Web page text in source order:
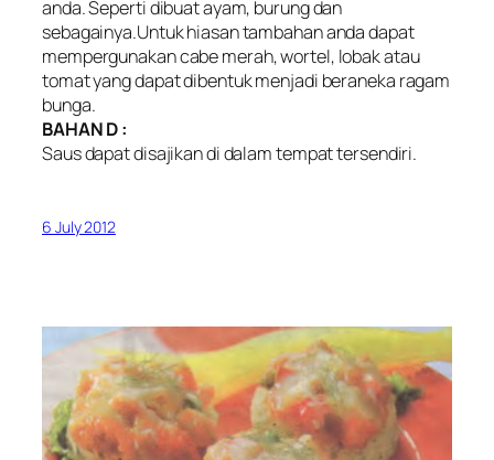
anda. Seperti dibuat ayam, burung dan
sebagainya.Untuk hiasan tambahan anda dapat
mempergunakan cabe merah, wortel, lobak atau
tomat yang dapat dibentuk menjadi beraneka ragam
bunga.
BAHAN D :
Saus dapat disajikan di dalam tempat tersendiri.
6 July 2012